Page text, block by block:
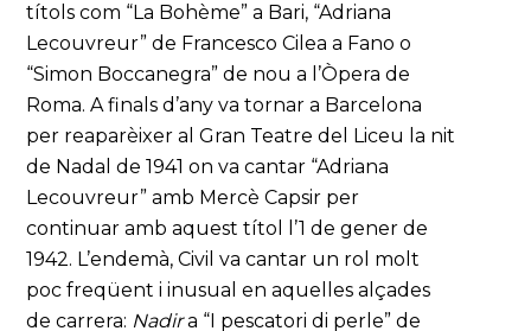
títols com “La Bohème” a Bari, “Adriana
Lecouvreur” de Francesco Cilea a Fano o
“Simon Boccanegra” de nou a l’Òpera de
Roma. A finals d’any va tornar a Barcelona
per reaparèixer al Gran Teatre del Liceu la nit
de Nadal de 1941 on va cantar “Adriana
Lecouvreur” amb Mercè Capsir per
continuar amb aquest títol l’1 de gener de
1942. L’endemà, Civil va cantar un rol molt
poc freqüent i inusual en aquelles alçades
de carrera: Nadira “I pescatori di perle” de